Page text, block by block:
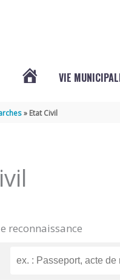
MAZERAY
VIE
Etat Civil
reconnaissance